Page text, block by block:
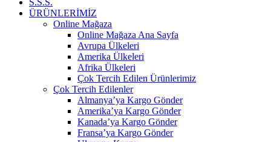
S.S.S.
ÜRÜNLERİMİZ
Online Mağaza
Online Mağaza Ana Sayfa
Avrupa Ülkeleri
Amerika Ülkeleri
Afrika Ülkeleri
Çok Tercih Edilen Ürünlerimiz
Çok Tercih Edilenler
Almanya’ya Kargo Gönder
Amerika’ya Kargo Gönder
Kanada’ya Kargo Gönder
Fransa’ya Kargo Gönder